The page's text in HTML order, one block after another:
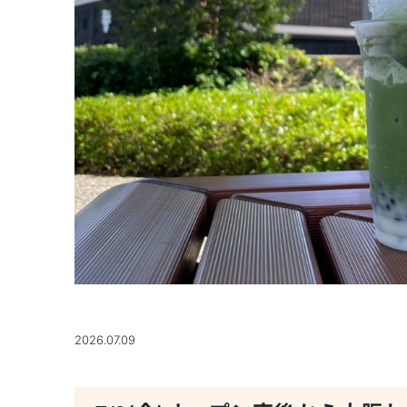
2026.07.09